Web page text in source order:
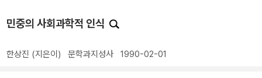
민중의 사회과학적 인식
한상진 (지은이) 문학과지성사 1990-02-01